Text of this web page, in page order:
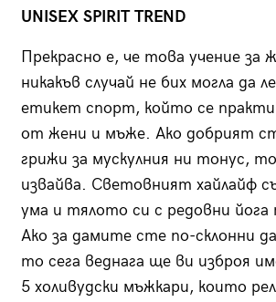
UNISEX SPIRITTREND
Прекрасно е, че това учение за
никакъв случай не бих могла да
етикет спорт, който се
от жени и мъже. Ако добрият
грижи за мускулния ни тонус,
извайва. Световният хайлайф
ума и тялото си с редовни йога
Ако за дамите сте по-склонни
то сега веднага ще ви изброя
5 холивудски мъжкари, които